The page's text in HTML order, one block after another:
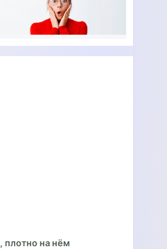
плотно на нём